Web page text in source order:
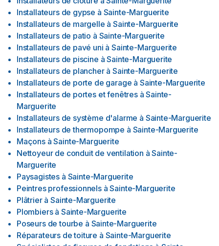
Installateurs de gypse à Sainte-Marguerite
Installateurs de margelle à Sainte-Marguerite
Installateurs de patio à Sainte-Marguerite
Installateurs de pavé uni à Sainte-Marguerite
Installateurs de piscine à Sainte-Marguerite
Installateurs de plancher à Sainte-Marguerite
Installateurs de porte de garage à Sainte-Marguerite
Installateurs de portes et fenêtres à Sainte-
Marguerite
Installateurs de système d'alarme à Sainte-Marguerite
Installateurs de thermopompe à Sainte-Marguerite
Maçons à Sainte-Marguerite
Nettoyeur de conduit de ventilation à Sainte-
Marguerite
Paysagistes à Sainte-Marguerite
Peintres professionnels à Sainte-Marguerite
Plâtrier à Sainte-Marguerite
Plombiers à Sainte-Marguerite
Poseurs de tourbe à Sainte-Marguerite
Réparateurs de toiture à Sainte-Marguerite